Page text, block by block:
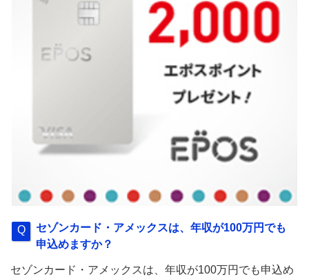
セゾンカード・アメックスは、年収が100万円でも
申込めますか？
セゾンカード・アメックスは、年収が100万円でも申込め